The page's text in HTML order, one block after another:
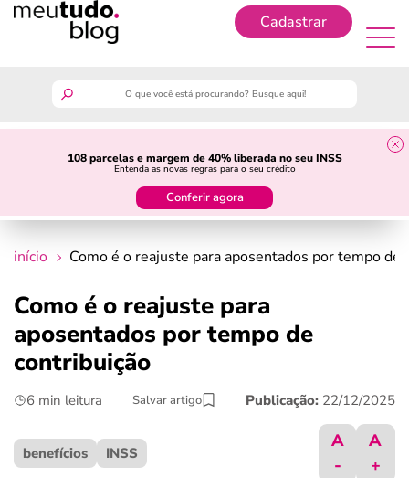
Cadastrar
108 parcelas e margem de 40% liberada no seu INSS
Entenda as novas regras para o seu crédito
Conferir agora
guia do trabalhador
crédito fácil
últimas notícias
início Como é o reajuste para aposentados por tempo de
Como é o reajuste para
aposentados por tempo de
contribuição
6 min leitura Salvar artigo Publicação: 22/12/2025
benefícios INSS
A
-
A
+